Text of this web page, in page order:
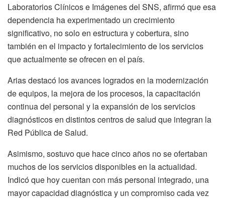
Laboratorios Clínicos e Imágenes del SNS, afirmó que esa
dependencia ha experimentado un crecimiento
significativo, no solo en estructura y cobertura, sino
también en el impacto y fortalecimiento de los servicios
que actualmente se ofrecen en el país.
Arias destacó los avances logrados en la modernización
de equipos, la mejora de los procesos, la capacitación
continua del personal y la expansión de los servicios
diagnósticos en distintos centros de salud que integran la
Red Pública de Salud.
Asimismo, sostuvo que hace cinco años no se ofertaban
muchos de los servicios disponibles en la actualidad.
Indicó que hoy cuentan con más personal integrado, una
mayor capacidad diagnóstica y un compromiso cada vez